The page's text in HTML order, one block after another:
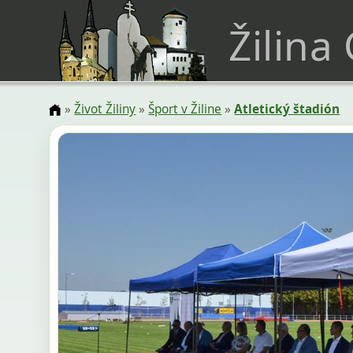
Žilina
»Život Žiliny»Šport v Žiline »Atletický štadión